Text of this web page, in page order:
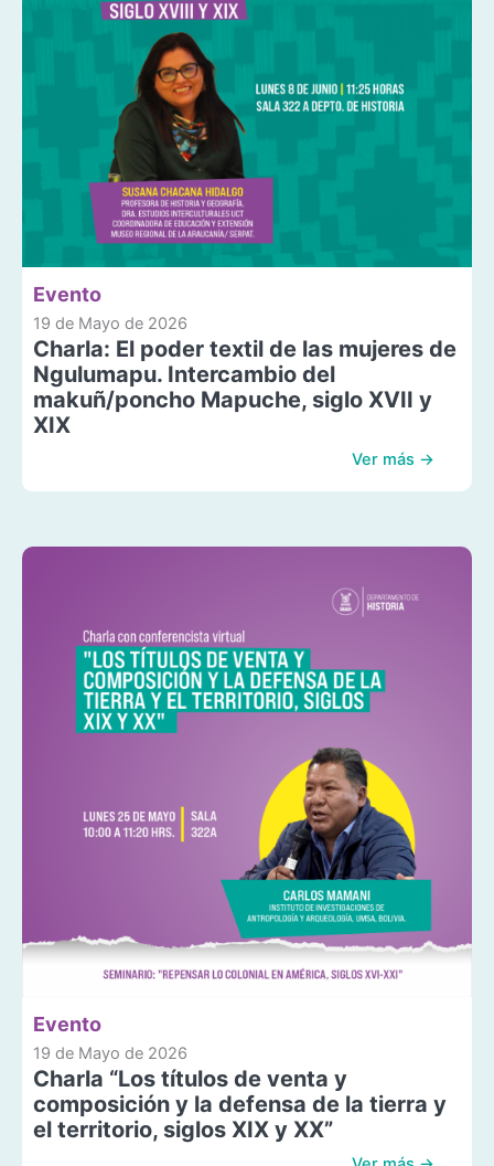
Evento
19 de Mayo de 2026
Charla: El poder textil de las mujeres de
Ngulumapu. Intercambio del
makuñ/poncho Mapuche, siglo XVII y
XIX
Ver más →
Evento
19 de Mayo de 2026
Charla “Los títulos de venta y
composición y la defensa de la tierra y
el territorio, siglos XIX y XX”